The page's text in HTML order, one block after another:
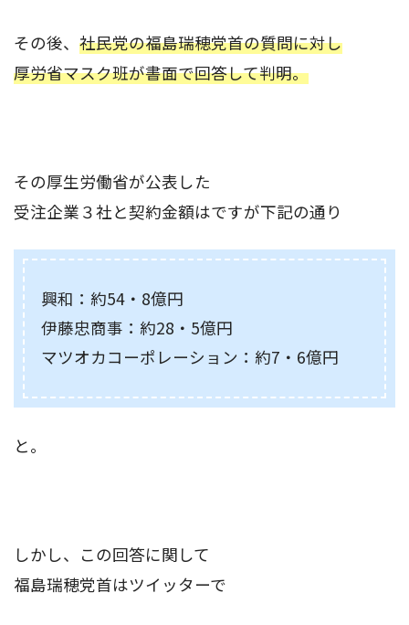
その後、 社民党の福島瑞穂党首の質問に対し
厚労省マスク班が書面で回答して判明。
その厚生労働省が公表した
受注企業３社と契約金額はですが下記の通り
興和：約54・8億円
伊藤忠商事：約28・5億円
マツオカコーポレーション：約7・6億円
と。
しかし、この回答に関して
福島瑞穂党首はツイッターで